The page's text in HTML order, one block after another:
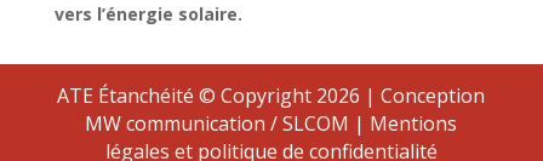
vers l’énergie solaire.
ATE Étanchéité © Copyright 2026 | Conception
MW communication /SLCOM | Mentions
légales et politique de confidentialité